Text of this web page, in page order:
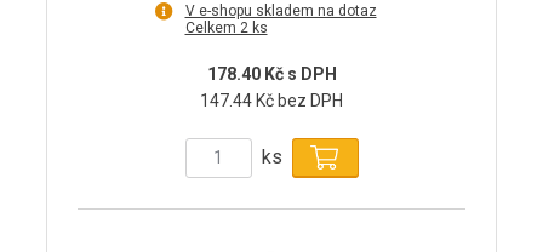
V e-shopu skladem na dotaz
Celkem 2 ks
178.40 Kč s DPH
147.44 Kč bez DPH
ks